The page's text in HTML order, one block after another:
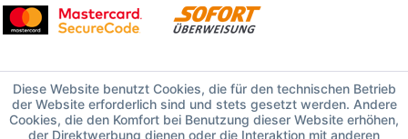
Diese Website benutzt Cookies, die für den technischen Betrieb
der Website erforderlich sind und stets gesetzt werden. Andere
Cookies, die den Komfort bei Benutzung dieser Website erhöhen,
der Direktwerbung dienen oder die Interaktion mit anderen